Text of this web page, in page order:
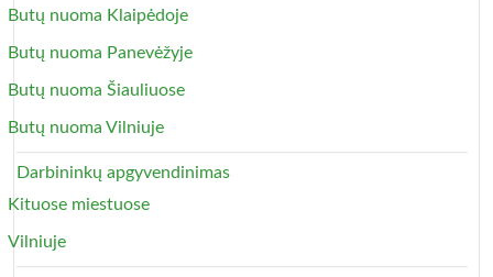
Butų nuoma Klaipėdoje
Butų nuoma Panevėžyje
Butų nuoma Šiauliuose
Butų nuoma Vilniuje
Darbininkų apgyvendinimas
Kituose miestuose
Vilniuje